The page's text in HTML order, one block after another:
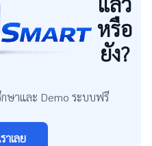
หรือ
ยัง?
ษาและ Demo ระบบฟรี
าเลย